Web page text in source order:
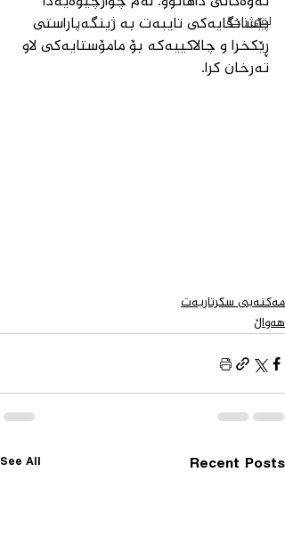
لقی زاخۆ
پێشانگایەکی تایبەت بە ژینگەپاراستی
ڕێکخرا و چالاکییەکە بۆ مامۆستایەکی لاو
تەرخان کرا.
مەكتەبی سكرتاریەت
هەواڵ
Recent Posts
See All